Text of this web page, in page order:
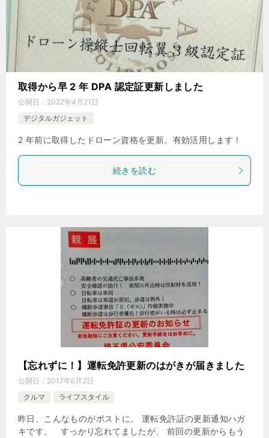
取得から早 2 年 DPA 認定証更新しました
公開日： 2022年4月21日
デジタルガジェット
2 年前に取得したドローン資格を更新。有効活用します！
続きを読む
【忘れずに！】運転免許更新のはがきが届きました
公開日： 2017年6月2日
クルマ
ライフスタイル
昨日、こんなものがポストに。 運転免許証の更新通知ハガ
キです。 すっかり忘れてましたが、 前回の更新からもう